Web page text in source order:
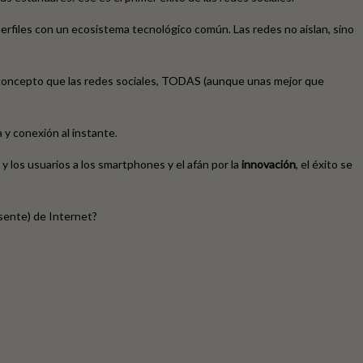
con un ecosistema tecnológico común. Las redes no aíslan, sino
que las redes sociales, TODAS (aunque unas mejor que
y conexión al instante.
los usuarios a los smartphones y el afán por la innovación, el éxito se
de Internet?